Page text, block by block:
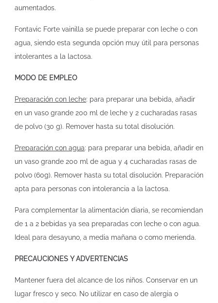
aumentados.
Fontavic Forte vainilla se puede preparar con leche o con
agua, siendo esta segunda opción muy útil para personas
intolerantes a la lactosa.
MODO DE EMPLEO
Preparación con leche: para preparar una bebida, añadir
en un vaso grande 200 ml de leche y 2 cucharadas rasas
de polvo (30 g). Remover hasta su total disolución.
Preparación con agua: para preparar una bebida, añadir en
un vaso grande 200 ml de agua y 4 cucharadas rasas de
polvo (60g). Remover hasta su total disolución. Preparación
apta para personas con intolerancia a la lactosa.
Para complementar la alimentación diaria, se recomiendan
de 1 a 2 bebidas ya sea preparadas con leche o con agua.
Ideal para desayuno, a media mañana o como merienda.
PRECAUCIONES Y ADVERTENCIAS
Mantener fuera del alcance de los niños. Conservar en un
lugar fresco y seco. No utilizar en caso de alergia o